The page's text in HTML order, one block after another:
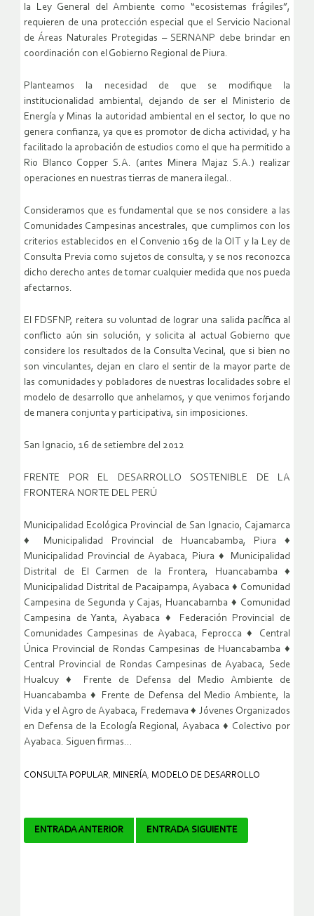
la Ley General del Ambiente como “ecosistemas frágiles”,
requieren de una protección especial que el Servicio Nacional
de Áreas Naturales Protegidas – SERNANP debe brindar en
coordinación con el Gobierno Regional de Piura.
Planteamos la necesidad de que se modifique la
institucionalidad ambiental, dejando de ser el Ministerio de
Energía y Minas la autoridad ambiental en el sector, lo que no
genera confianza, ya que es promotor de dicha actividad, y ha
facilitado la aprobación de estudios como el que ha permitido a
Rio Blanco Copper S.A. (antes Minera Majaz S.A.) realizar
operaciones en nuestras tierras de manera ilegal..
Consideramos que es fundamental que se nos considere a las
Comunidades Campesinas ancestrales, que cumplimos con los
criterios establecidos en el Convenio 169 de la OIT y la Ley de
Consulta Previa como sujetos de consulta, y se nos reconozca
dicho derecho antes de tomar cualquier medida que nos pueda
afectarnos.
El FDSFNP, reitera su voluntad de lograr una salida pacífica al
conflicto aún sin solución, y solicita al actual Gobierno que
considere los resultados de la Consulta Vecinal, que si bien no
son vinculantes, dejan en claro el sentir de la mayor parte de
las comunidades y pobladores de nuestras localidades sobre el
modelo de desarrollo que anhelamos, y que venimos forjando
de manera conjunta y participativa, sin imposiciones.
San Ignacio, 16 de setiembre del 2012
FRENTE POR EL DESARROLLO SOSTENIBLE DE LA
FRONTERA NORTE DEL PERÚ
Municipalidad Ecológica Provincial de San Ignacio, Cajamarca
♦ Municipalidad Provincial de Huancabamba, Piura ♦
Municipalidad Provincial de Ayabaca, Piura ♦ Municipalidad
Distrital de El Carmen de la Frontera, Huancabamba ♦
Municipalidad Distrital de Pacaipampa, Ayabaca ♦ Comunidad
Campesina de Segunda y Cajas, Huancabamba ♦ Comunidad
Campesina de Yanta, Ayabaca ♦ Federación Provincial de
Comunidades Campesinas de Ayabaca, Feprocca ♦ Central
Única Provincial de Rondas Campesinas de Huancabamba ♦
Central Provincial de Rondas Campesinas de Ayabaca, Sede
Hualcuy ♦ Frente de Defensa del Medio Ambiente de
Huancabamba ♦ Frente de Defensa del Medio Ambiente, la
Vida y el Agro de Ayabaca, Fredemava ♦ Jóvenes Organizados
en Defensa de la Ecología Regional, Ayabaca ♦ Colectivo por
Ayabaca. Siguen firmas…
CONSULTA POPULAR, MINERÍA, MODELO DE DESARROLLO
Navegador
ENTRADA ANTERIOR ENTRADA SIGUIENTE